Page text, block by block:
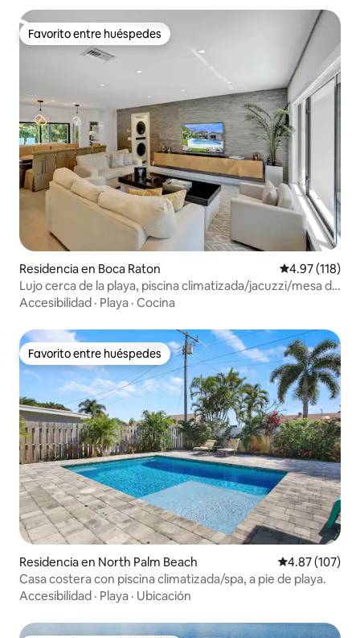
Favorito entre huéspedes
Favorito entre huéspedes
Residencia en Boca Raton Calificación
4.97 (118)
Lujo cerca de la playa, piscina climatizada/jacuzzi/mesa de
billar
Accesibilidad · Playa · Cocina
Favorito entre huéspedes
Favorito entre huéspedes
Residencia en North Palm Beach Calificación
4.87 (107)
Casa costera con piscina climatizada/spa, a pie de playa.
Accesibilidad · Playa · Ubicación